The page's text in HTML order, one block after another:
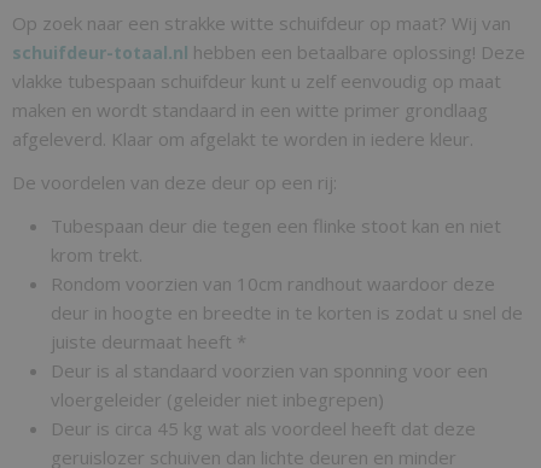
Op zoek naar een strakke witte schuifdeur op maat? Wij van
schuifdeur-totaal.nl hebben een betaalbare oplossing! Deze
vlakke tubespaan schuifdeur kunt u zelf eenvoudig op maat
maken en wordt standaard in een witte primer grondlaag
afgeleverd. Klaar om afgelakt te worden in iedere kleur.
De voordelen van deze deur op een rij:
Tubespaan deur die tegen een flinke stoot kan en niet
krom trekt.
Rondom voorzien van 10cm randhout waardoor deze
deur in hoogte en breedte in te korten is zodat u snel de
juiste deurmaat heeft *
Deur is al standaard voorzien van sponning voor een
vloergeleider (geleider niet inbegrepen)
Deur is circa 45 kg wat als voordeel heeft dat deze
geruislozer schuiven dan lichte deuren en minder